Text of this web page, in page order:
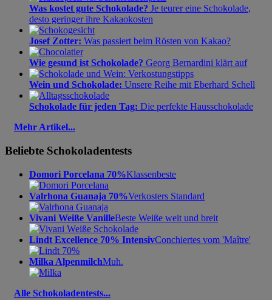
Was kostet gute Schokolade? Je teurer eine Schokolade,
desto geringer ihre Kakaokosten
Josef Zotter: Was passiert beim Rösten von Kakao?
Wie gesund ist Schokolade? Georg Bernardini klärt auf
Wein und Schokolade: Unsere Reihe mit Eberhard Schell
Schokolade für jeden Tag: Die perfekte Hausschokolade
Mehr Artikel...
Beliebte Schokoladentests
Domori Porcelana 70%Klassenbeste
Valrhona Guanaja 70%Verkosters Standard
Vivani Weiße VanilleBeste Weiße weit und breit
Lindt Excellence 70% IntensivConchiertes vom 'Maître'
Milka AlpenmilchMuh.
Alle Schokoladentests...